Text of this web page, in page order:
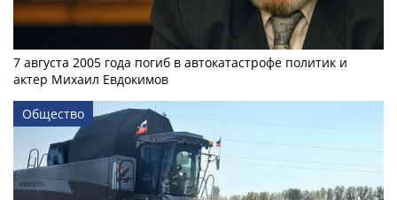
7 августа 2005 года погиб в автокатастрофе политик и
актер Михаил Евдокимов
Общество